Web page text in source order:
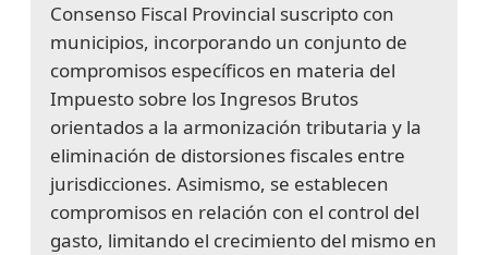
Consenso Fiscal Provincial suscripto con
municipios, incorporando un conjunto de
compromisos específicos en materia del
Impuesto sobre los Ingresos Brutos
orientados a la armonización tributaria y la
eliminación de distorsiones fiscales entre
jurisdicciones. Asimismo, se establecen
compromisos en relación con el control del
gasto, limitando el crecimiento del mismo en